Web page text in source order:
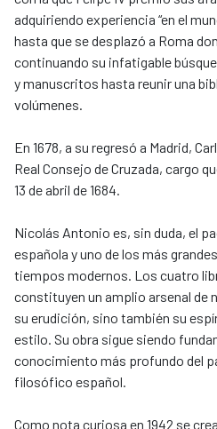
adquiriendo experiencia “en el
hasta que se desplazó a Roma
continuando su infatigable
y manuscritos hasta reunir una
volúmenes.
En 1678, a su regresó a Madrid,
Real Consejo de Cruzada, cargo
13 de abril de 1684.
Nicolás Antonio es, sin duda, el
española y uno de los más
tiempos modernos. Los cuatro
constituyen un amplio arsenal de
su erudición, sino también su
estilo. Su obra sigue siendo
conocimiento más profundo del
filosófico español.
Como nota curiosa en 1942 se